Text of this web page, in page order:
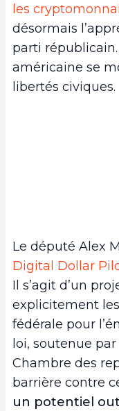
les
désormais
parti
américaine se
libertés civiques.
Le député Alex
Digital Dollar
Il s’agit d’un
explicitement
fédérale pour
loi, soutenue
Chambre des
barrière contre
un potentiel